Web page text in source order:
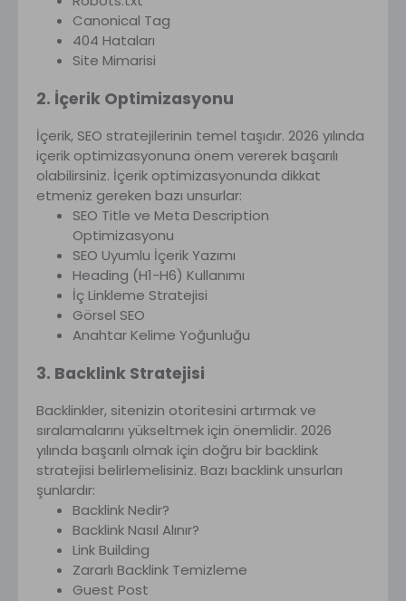
Canonical Tag
404 Hataları
Site Mimarisi
2. İçerik Optimizasyonu
İçerik, SEO stratejilerinin temel taşıdır. 2026 yılında
içerik optimizasyonuna önem vererek başarılı
olabilirsiniz. İçerik optimizasyonunda dikkat
etmeniz gereken bazı unsurlar:
SEO Title ve Meta Description
Optimizasyonu
SEO Uyumlu İçerik Yazımı
Heading (H1-H6) Kullanımı
İç Linkleme Stratejisi
Görsel SEO
Anahtar Kelime Yoğunluğu
3. Backlink Stratejisi
Backlinkler, sitenizin otoritesini artırmak ve
sıralamalarını yükseltmek için önemlidir. 2026
yılında başarılı olmak için doğru bir backlink
stratejisi belirlemelisiniz. Bazı backlink unsurları
şunlardır:
Backlink Nedir?
Backlink Nasıl Alınır?
Link Building
Zararlı Backlink Temizleme
Guest Post